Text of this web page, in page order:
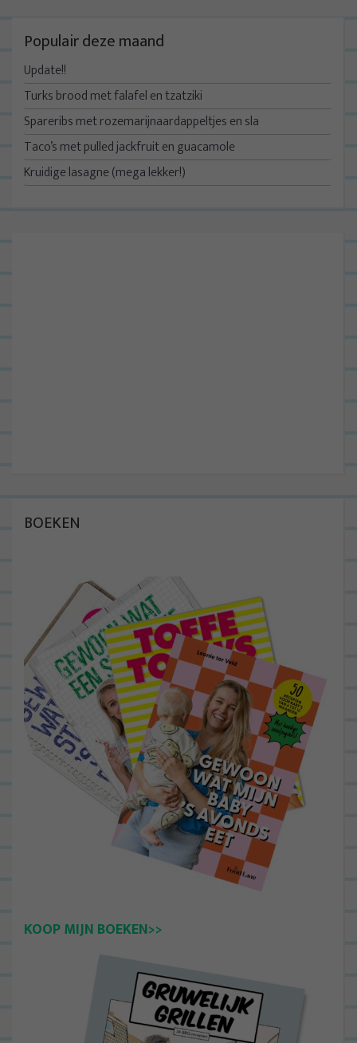
Populair deze maand
Update!!
Turks brood met falafel en tzatziki
Spareribs met rozemarijnaardappeltjes en sla
Taco’s met pulled jackfruit en guacamole
Kruidige lasagne (mega lekker!)
BOEKEN
KOOP MIJN BOEKEN>>